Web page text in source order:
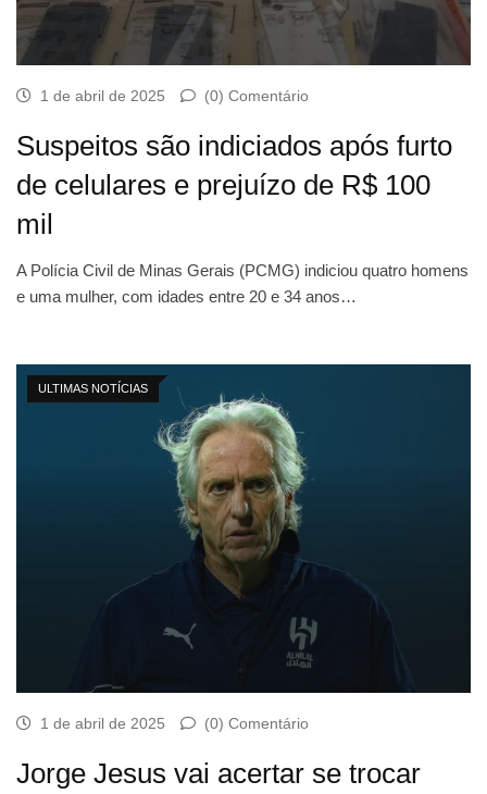
1 de abril de 2025 (0) Comentário
Suspeitos são indiciados após furto
de celulares e prejuízo de R$ 100
mil
A Polícia Civil de Minas Gerais (PCMG) indiciou quatro homens
e uma mulher, com idades entre 20 e 34 anos…
ULTIMAS NOTÍCIAS
1 de abril de 2025 (0) Comentário
Jorge Jesus vai acertar se trocar